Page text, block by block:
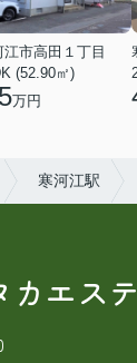
江市高田１丁目
(52.90㎡)
万円
寒河江駅
エス